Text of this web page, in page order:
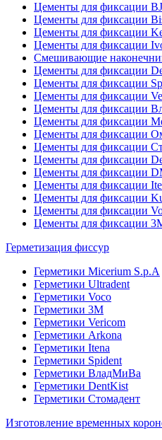
Цементы для фиксации
Цементы для фиксации
Цементы для фиксации
Цементы для фиксации
Смешивающие
Цементы для фиксации
Цементы для фиксации
Цементы для фиксации
Цементы для фиксации
Цементы для фиксации
Цементы для фиксации
Цементы для фиксации
Цементы для фиксации
Цементы для фиксации
Цементы для фиксации
Цементы для фиксации
Цементы для фиксации
Цементы для фиксации
Герметизация фиссур
Герметики Micerium S.p.A
Герметики Ultradent
Герметики Voco
Герметики 3M
Герметики Vericom
Герметики Arkona
Герметики Itena
Герметики Spident
Герметики ВладМиВа
Герметики DentKist
Герметики Стомадент
Изготовление временных